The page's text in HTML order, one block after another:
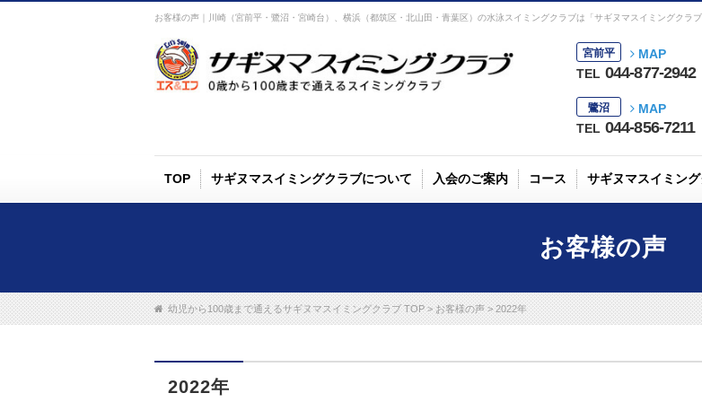
お客様の声｜川崎（宮前平・鷺沼・宮崎台）、横浜（都筑区・北山田・青葉区）の水泳スイミングクラブは「サギヌマスイミングクラブ
宮前平
MAP
TEL 044-877-2942
鷺沼
MAP
TEL 044-856-7211
TOP サギヌマスイミングクラブについて 入会のご案内 コース サギヌマスイミン
お客様の声
幼児から100歳まで通えるサギヌマスイミングクラブ TOP お客様の声 2022年
2022年